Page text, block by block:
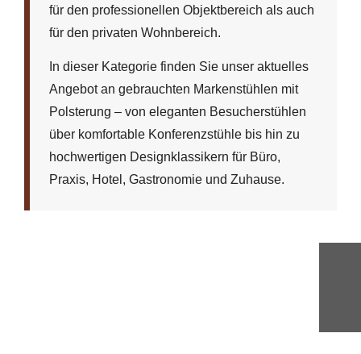
für den professionellen Objektbereich als auch
für den privaten Wohnbereich.
In dieser Kategorie finden Sie unser aktuelles
Angebot an gebrauchten Markenstühlen mit
Polsterung – von eleganten Besucherstühlen
über komfortable Konferenzstühle bis hin zu
hochwertigen Designklassikern für Büro,
Praxis, Hotel, Gastronomie und Zuhause.